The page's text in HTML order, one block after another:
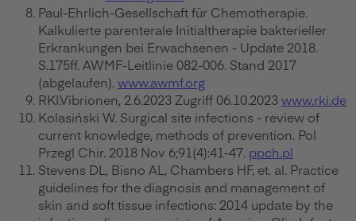
Paul-Ehrlich-Gesellschaft für Chemotherapie.
Kalkulierte parenterale Initialtherapie bakterieller
Erkrankungen bei Erwachsenen - Update 2018.
S.175ff. AWMF-Leitlinie 082-006. Stand 2017
(abgelaufen). www.awmf.org
RKI.Vibrionen, 2.6.2023 Zugriff 06.10.2023www.rki.de
Kolasiński W. Surgical site infections - review of
current knowledge, methods of prevention. Pol
Przegl Chir. 2018 Nov 6;91(4):41-47. ppch.pl
Stevens DL, Bisno AL, Chambers HF, et. al. Practice
guidelines for the diagnosis and management of
skin and soft tissue infections: 2014 update by the